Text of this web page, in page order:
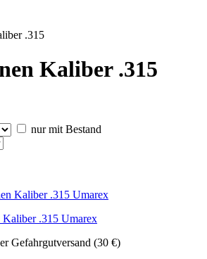
.315
Kaliber .315
nur mit Bestand
Kaliber .315 Umarex
Gefahrgutversand (30 €)